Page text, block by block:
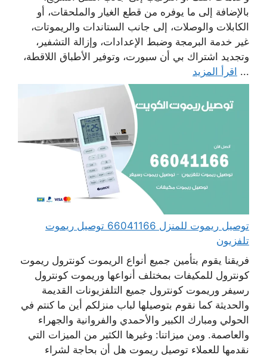
بالإضافة إلى ما يوفره من قطع الغيار والملحقات، أو
الكابلات والوصلات، إلى جانب الستاندات والريموتات،
غير خدمة البرمجة وضبط الإعدادات، وإزالة التشفير،
وتجديد اشتراك بي أن سبورت، وتوفير الأطباق اللاقطة،
... اقرأ المزيد
توصيل ريموت للمنزل 66041166 توصيل ريموت
تلفزيون
فريقنا يقوم بتأمين جميع أنواع الريموت كونترول ريموت
كونترول للمكيفات بمختلف أنواعها وريموت كونترول
رسيفر وريموت كونترول جميع التلفزيونات القديمة
والحديثة كما نقوم بتوصيلها لباب منزلكم أين ما كنتم في
الحولي ومبارك الكبير والأحمدي والفروانية والجهراء
والعاصمة. ومن ميزاتنا: وغيرها الكثير من الميزات التي
نقدمها للعملاء توصيل ريموت هل أن بحاجة لشراء